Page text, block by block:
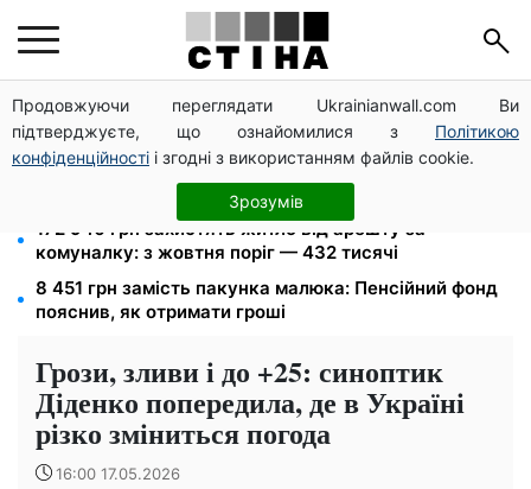
Продовжуючи переглядати Ukrainianwall.com Ви
підтверджуєте, що ознайомилися з Політикою
конфіденційності і згодні з використанням файлів cookie.
Зрозумів
Пенсія по інвалідності III групи з вересня: від 2595
до 10 625 грн — хто скільки отримає
10 заявок — і МСЦ МВС приїде у громаду: обмін
прав, реєстрація авто та міжнародне посвідчення
172 940 грн захистять житло від арешту за
комуналку: з жовтня поріг — 432 тисячі
8 451 грн замість пакунка малюка: Пенсійний фонд
пояснив, як отримати гроші
Грози, зливи і до +25: синоптик
Діденко попередила, де в Україні
різко зміниться погода
16:00 17.05.2026